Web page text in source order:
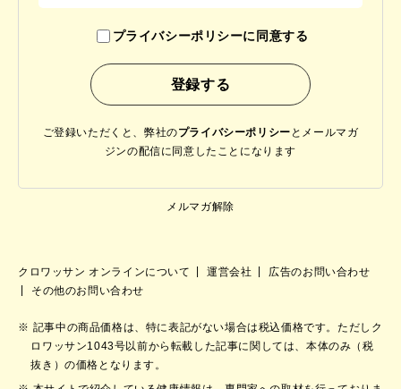
プライバシーポリシーに同意する
ご登録いただくと、弊社のプライバシーポリシー と メールマガ
ジンの配信に同意したことになります
メルマガ解除
クロワッサン オンラインについて 運営会社
広告のお問い合わせ
その他のお問い合わせ
記事中の商品価格は、特に表記がない場合は税込価格です。ただしク
ロワッサン1043号以前から転載した記事に関しては、本体のみ（税
抜き）の価格となります。